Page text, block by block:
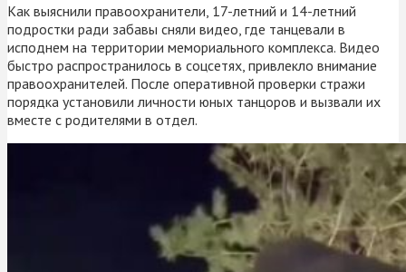
Как выяснили правоохранители, 17-летний и 14-летний
подростки ради забавы сняли видео, где танцевали в
исподнем на территории мемориального комплекса. Видео
быстро распространилось в соцсетях, привлекло внимание
правоохранителей. После оперативной проверки стражи
порядка установили личности юных танцоров и вызвали их
вместе с родителями в отдел.